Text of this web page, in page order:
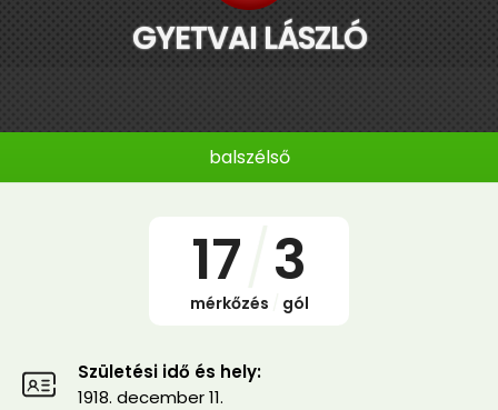
GYETVAI LÁSZLÓ
balszélső
17 3
mérkőzés gól
Születési idő és hely:
1918. december 11.